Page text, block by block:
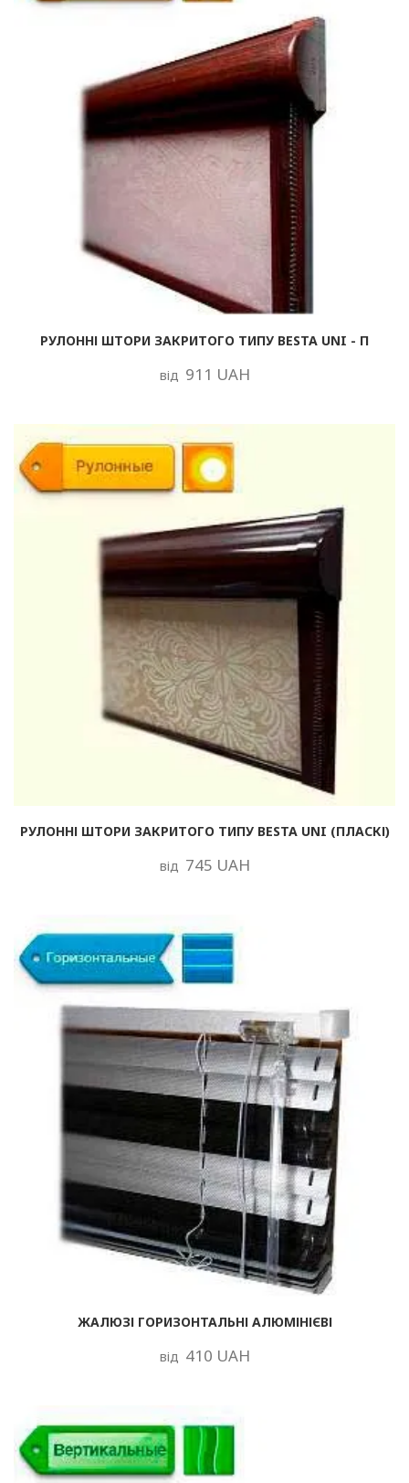
РУЛОННІ ШТОРИ ЗАКРИТОГО ТИПУ BESTA UNI - П
від 911 UAH
РУЛОННІ ШТОРИ ЗАКРИТОГО ТИПУ BESTA UNI (ПЛАСКІ)
від 745 UAH
ЖАЛЮЗІ ГОРИЗОНТАЛЬНІ АЛЮМІНІЄВІ
від 410 UAH